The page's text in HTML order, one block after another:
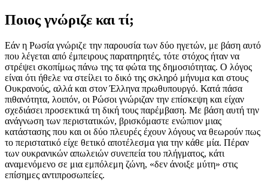
Ποιος γνώριζε και τί;
Εάν η Ρωσία γνώριζε την παρουσία των δύο ηγετών, με βάση αυτό
που λέγεται από έμπειρους παρατηρητές, τότε στόχος ήταν να
στρέψει σκοπίμως πάνω της τα φώτα της δημοσιότητας. Ο λόγος
είναι ότι ήθελε να στείλει το δικό της σκληρό μήνυμα και στους
Ουκρανούς, αλλά και στον Έλληνα πρωθυπουργό. Κατά πάσα
πιθανότητα, λοιπόν, οι Ρώσοι γνώριζαν την επίσκεψη και είχαν
σχεδιάσει προσεκτικά τη δική τους παρέμβαση. Με βάση αυτή την
ανάγνωση των περιστατικών, βρισκόμαστε ενώπιον μιας
κατάστασης που και οι δύο πλευρές έχουν λόγους να θεωρούν πως
το περιστατικό είχε θετικό αποτέλεσμα για την κάθε μία. Πέραν
των ουκρανικών απωλειών συνεπεία του πλήγματος, κάτι
αναμενόμενο σε μια εμπόλεμη ζώνη, «δεν άνοιξε μύτη» στις
επίσημες αντιπροσωπείες.